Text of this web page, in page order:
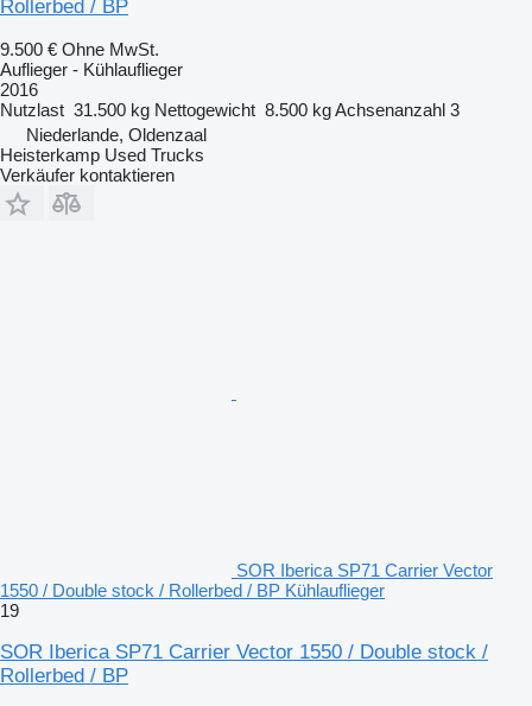
Rollerbed / BP
9.500 € Ohne MwSt.
Auflieger - Kühlauflieger
2016
Nutzlast 31.500 kg Nettogewicht 8.500 kgAchsenanzahl 3
Niederlande, Oldenzaal
Heisterkamp Used Trucks
Verkäufer kontaktieren
SOR Iberica SP71 Carrier Vector
1550 / Double stock / Rollerbed / BP Kühlauflieger
19
SOR Iberica SP71 Carrier Vector 1550 / Double stock /
Rollerbed / BP